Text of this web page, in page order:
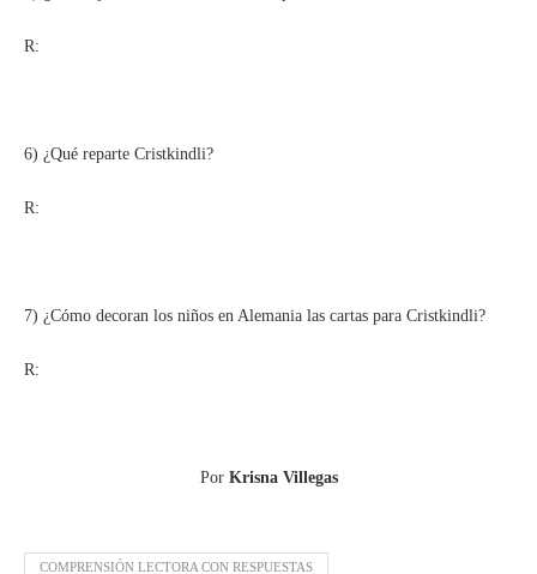
R:
6) ¿Qué reparte Cristkindli?
R:
7) ¿Cómo decoran los niños en Alemania las cartas para Cristkindli?
R:
PorKrisna Villegas
COMPRENSIÓN LECTORA CON RESPUESTAS